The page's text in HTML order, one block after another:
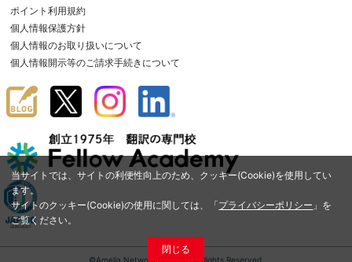
当サイトでは、サイトの利便性向上のため、クッキー(Cookie)を使用してい
ます。
サイトのクッキー(Cookie)の使用に関しては、「プライバシーポリシー 」を
ご覧ください。
閉じる
ポイント利用規約
個人情報保護方針
個人情報のお取り扱いについて
個人情報開示等のご請求手続きについて
©Amelia Network Co.,Ltd. All Rights Reserved.